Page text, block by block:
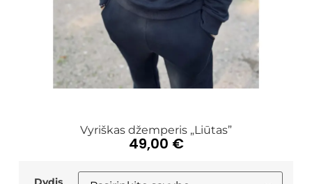
Vyriškas džemperis „Liūtas”
49,00 €